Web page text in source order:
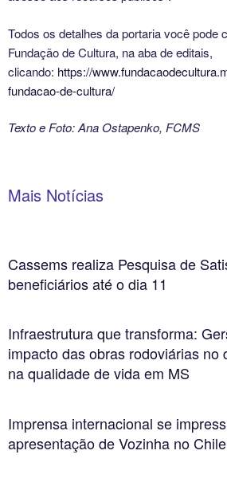
Todos os detalhes da portaria você pode
Fundação de Cultura, na aba de editais,
clicando: https://
fundacao-de-cultura/
Texto e Foto: Ana Ostapenko, FCMS
Mais Notícias
Cassems realiza Pesquisa de
beneficiários até o dia 11
Infraestrutura que transforma:
impacto das obras rodoviárias no
na qualidade de vida em MS
Imprensa internacional se
apresentação de Vozinha no